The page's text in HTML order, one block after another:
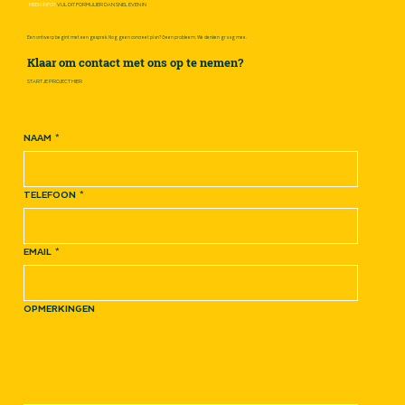
MEER INFO? VUL DIT FORMULIER DAN SNEL EVEN IN
Klaar om contact met ons op te nemen?
START JE PROJECT HIER
Een ontwerp begint met een gesprek. Nog geen concreet plan? Geen probleem. We denken graag mee.
NAAM *
TELEFOON *
EMAIL *
OPMERKINGEN